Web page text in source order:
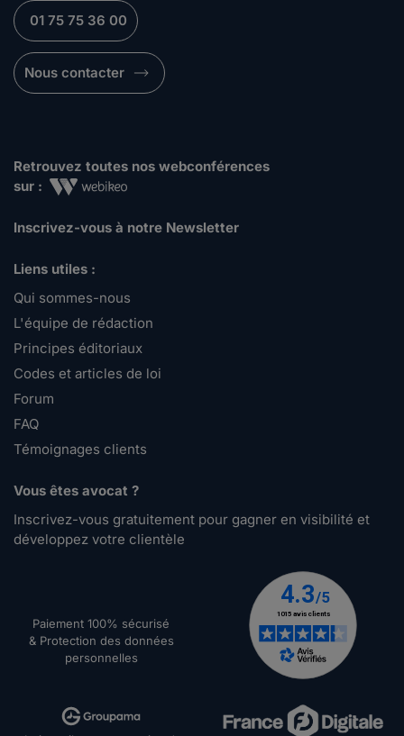
01 75 75 36 00
Nous contacter
Retrouvez toutes nos webconférences
sur :
Inscrivez-vous à notre Newsletter
Liens utiles :
Qui sommes-nous
L'équipe de rédaction
Principes éditoriaux
Codes et articles de loi
Forum
FAQ
Témoignages clients
Vous êtes avocat ?
Inscrivez-vous gratuitement pour gagner en visibilité et
développez votre clientèle
Paiement 100% sécurisé
& Protection des données
personnelles